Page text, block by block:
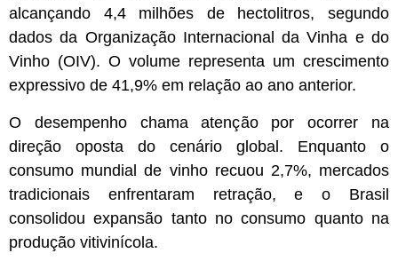
alcançando 4,4 milhões de hectolitros, segundo
dados da Organização Internacional da Vinha e do
Vinho (OIV). O volume representa um crescimento
expressivo de 41,9% em relação ao ano anterior.
O desempenho chama atenção por ocorrer na
direção oposta do cenário global. Enquanto o
consumo mundial de vinho recuou 2,7%, mercados
tradicionais enfrentaram retração, e o Brasil
consolidou expansão tanto no consumo quanto na
produção vitivinícola.